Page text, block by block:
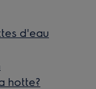
d'eau
hotte?